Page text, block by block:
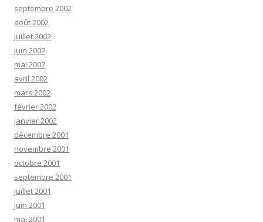
septembre 2002
août 2002
juillet 2002
juin 2002
mai 2002
avril 2002
mars 2002
février 2002
janvier 2002
décembre 2001
novembre 2001
octobre 2001
septembre 2001
juillet 2001
juin 2001
mai 2001